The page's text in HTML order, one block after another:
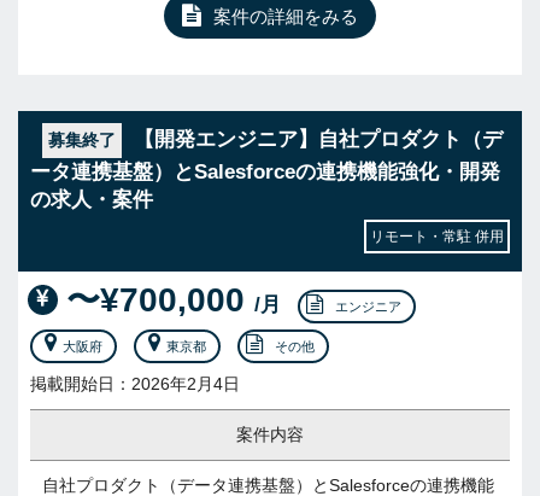
案件の詳細をみる
募集終了
【開発エンジニア】自社プロダクト（デ
ータ連携基盤）とSalesforceの連携機能強化・開発
の求人・案件
リモート・常駐 併用
〜¥700,000 /月 エンジニア
大阪府 東京都 その他
掲載開始日：2026年2月4日
案件内容
自社プロダクト（データ連携基盤）とSalesforceの連携機能